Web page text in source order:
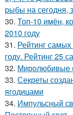
рыбы на сегодня,
30. Топ-10 имён,
2010 году
31. Рейтинг
году. Рейтинг 25
32. Миролюбивые
33. Секреты
ягодицами
34. Импульсный